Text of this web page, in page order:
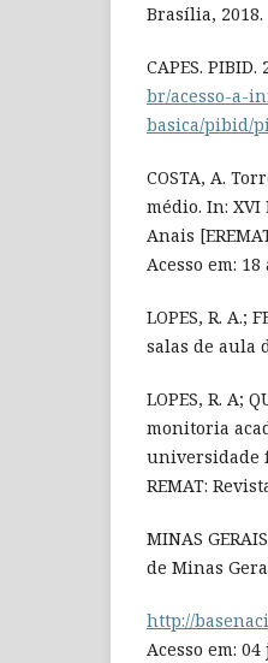
Brasília, 2018.
CAPES.
br/acesso-a-
basica/pibid/
COSTA, A.
médio. In:
Anais
Acesso em: 18
LOPES, R. A.;
salas de aula
LOPES, R. A;
monitoria
universidade
REMAT:
MINAS
de Minas
http://
Acesso em: 04